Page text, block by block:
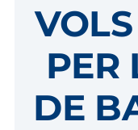
PER
DE